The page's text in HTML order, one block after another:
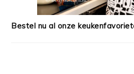
Bestel nu al onze